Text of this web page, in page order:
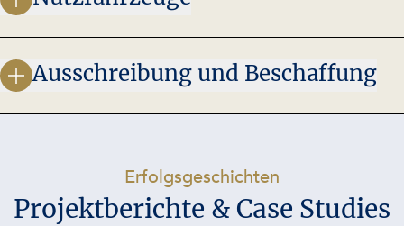
Ausschreibung und Beschaffung
Erfolgsgeschichten
Projektberichte & Case Studies